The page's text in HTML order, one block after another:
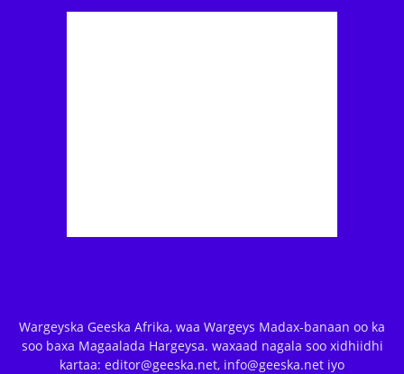
Wargeyska Geeska Afrika, waa Wargeys Madax-banaan oo ka
soo baxa Magaalada Hargeysa. waxaad nagala soo xidhiidhi
kartaa: editor@geeska.net, info@geeska.net iyo